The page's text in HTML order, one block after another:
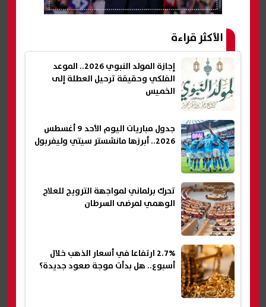
الأكثر قراءة
إجازة المولد النبوي 2026.. الموعد
الفلكي وحقيقة ترحيل العطلة إلى
الخميس
جدول مباريات اليوم الأحد 9 أغسطس
2026.. أبرزها مانشستر سيتي وليفربول
تحرك برلماني لمواجهة الترويج للعلاج
الوهمي لمرضى السرطان
2.7% ارتفاعا في أسعار الذهب خلال
أسبوع.. هل بدأت موجة صعود جديدة؟